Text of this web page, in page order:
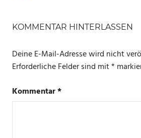
ALEXA
PHILIPS
HUE
SMART
HOME
KOMMENTAR HINTERLASSEN
Deine E-Mail-Adresse wird nicht
Erforderliche Felder sind mit*
Kommentar*